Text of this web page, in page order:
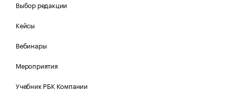
Выбор редакции
Кейсы
Вебинары
Мероприятия
Учебник РБК Компании